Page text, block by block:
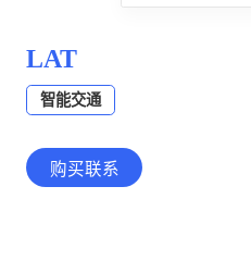
LAT
智能交通
购买联系